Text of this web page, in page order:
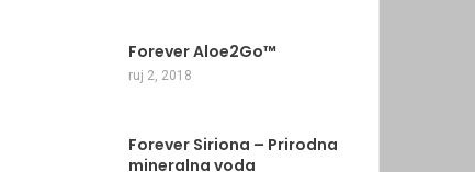
Forever Aloe2Go™
ruj 2, 2018
Forever Siriona – Prirodna
mineralna voda